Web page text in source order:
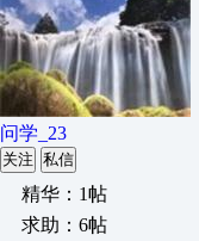
问学_23
关注 私信
精华：1帖
求助：6帖